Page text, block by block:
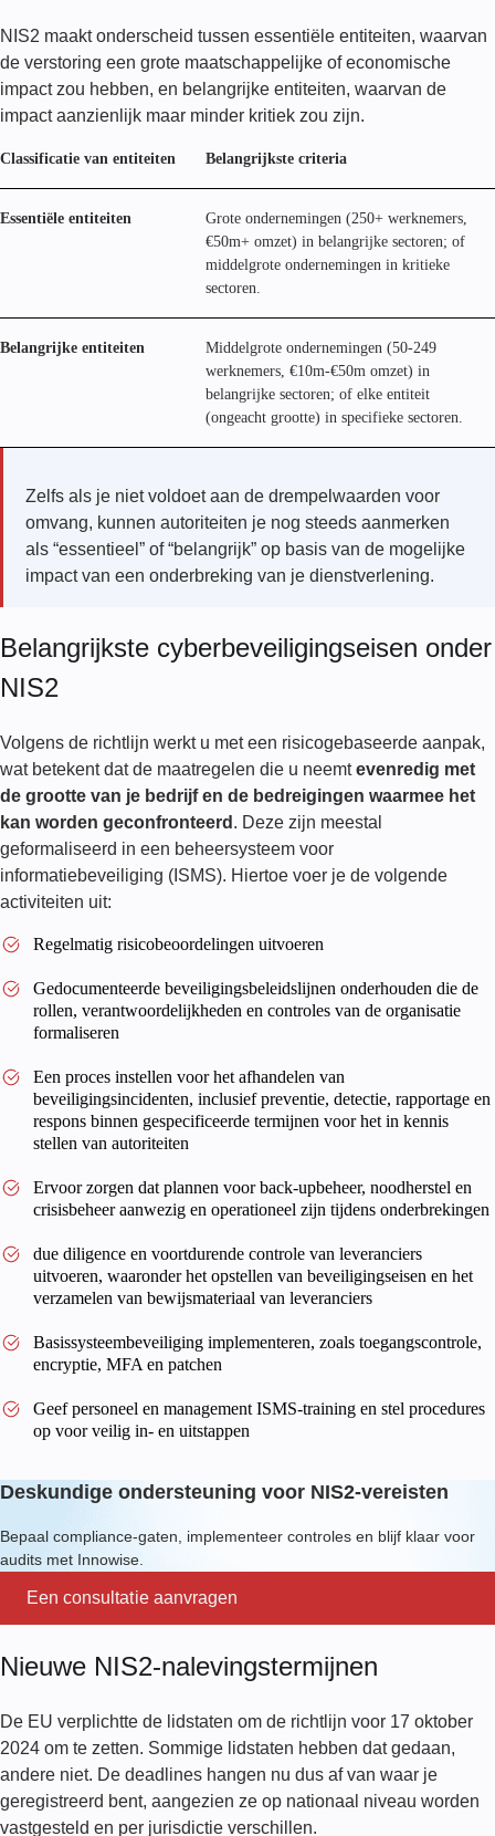
NIS2 maakt onderscheid tussen essentiële entiteiten, waarvan
de verstoring een grote maatschappelijke of economische
impact zou hebben, en belangrijke entiteiten, waarvan de
impact aanzienlijk maar minder kritiek zou zijn.
Classificatie van entiteiten Belangrijkste criteria
Essentiële entiteiten
Grote ondernemingen (250+ werknemers,
€50m+ omzet) in belangrijke sectoren; of
middelgrote ondernemingen in kritieke
sectoren.
Belangrijke entiteiten
Middelgrote ondernemingen (50-249
werknemers, €10m-€50m omzet) in
belangrijke sectoren; of elke entiteit
(ongeacht grootte) in specifieke sectoren.
Zelfs als je niet voldoet aan de drempelwaarden voor
omvang, kunnen autoriteiten je nog steeds aanmerken
als “essentieel” of “belangrijk” op basis van de mogelijke
impact van een onderbreking van je dienstverlening.
Belangrijkste cyberbeveiligingseisen onder
NIS2
Volgens de richtlijn werkt u met een risicogebaseerde aanpak,
wat betekent dat de maatregelen die u neemtevenredig met
de grootte van je bedrijf en de bedreigingen waarmee het
kan worden geconfronteerd . Deze zijn meestal
geformaliseerd in een beheersysteem voor
informatiebeveiliging (ISMS). Hiertoe voer je de volgende
activiteiten uit:
Regelmatig risicobeoordelingen uitvoeren
Gedocumenteerde beveiligingsbeleidslijnen onderhouden die de
rollen, verantwoordelijkheden en controles van de organisatie
formaliseren
Een proces instellen voor het afhandelen van
beveiligingsincidenten, inclusief preventie, detectie, rapportage en
respons binnen gespecificeerde termijnen voor het in kennis
stellen van autoriteiten
Ervoor zorgen dat plannen voor back-upbeheer, noodherstel en
crisisbeheer aanwezig en operationeel zijn tijdens onderbrekingen
due diligence en voortdurende controle van leveranciers
uitvoeren, waaronder het opstellen van beveiligingseisen en het
verzamelen van bewijsmateriaal van leveranciers
Basissysteembeveiliging implementeren, zoals toegangscontrole,
encryptie, MFA en patchen
Geef personeel en management ISMS-training en stel procedures
op voor veilig in- en uitstappen
Deskundige ondersteuning voor NIS2-vereisten
Bepaal compliance-gaten, implementeer controles en blijf klaar voor
audits met Innowise.
Een consultatie aanvragen
Nieuwe NIS2-nalevingstermijnen
De EU verplichtte de lidstaten om de richtlijn voor 17 oktober
2024 om te zetten. Sommige lidstaten hebben dat gedaan,
andere niet. De deadlines hangen nu dus af van waar je
geregistreerd bent, aangezien ze op nationaal niveau worden
vastgesteld en per jurisdictie verschillen.